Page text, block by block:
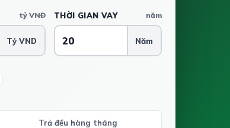
tỷ VNĐ
Tỷ VND
THỜI GIAN VAY năm
Năm
Trả đều hàng tháng